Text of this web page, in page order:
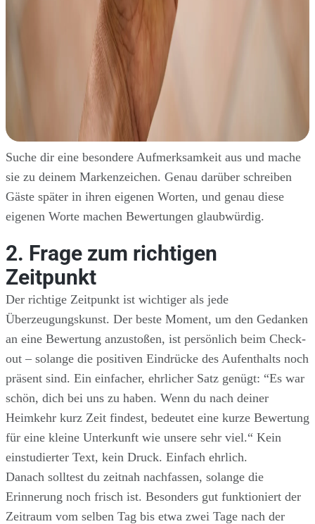
Suche dir eine besondere Aufmerksamkeit aus und mache
sie zu deinem Markenzeichen. Genau darüber schreiben
Gäste später in ihren eigenen Worten, und genau diese
eigenen Worte machen Bewertungen glaubwürdig.
2. Frage zum richtigen
Zeitpunkt
Der richtige Zeitpunkt ist wichtiger als jede
Überzeugungskunst. Der beste Moment, um den Gedanken
an eine Bewertung anzustoßen, ist persönlich beim Check-
out – solange die positiven Eindrücke des Aufenthalts noch
präsent sind. Ein einfacher, ehrlicher Satz genügt: “Es war
schön, dich bei uns zu haben. Wenn du nach deiner
Heimkehr kurz Zeit findest, bedeutet eine kurze Bewertung
für eine kleine Unterkunft wie unsere sehr viel.“ Kein
einstudierter Text, kein Druck. Einfach ehrlich.
Danach solltest du zeitnah nachfassen, solange die
Erinnerung noch frisch ist. Besonders gut funktioniert der
Zeitraum vom selben Tag bis etwa zwei Tage nach der